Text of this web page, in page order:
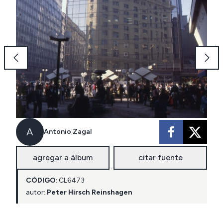
A Antonio Zagal
agregar a álbum citar fuente
CÓDIGO: CL6473
autor: Peter Hirsch Reinshagen